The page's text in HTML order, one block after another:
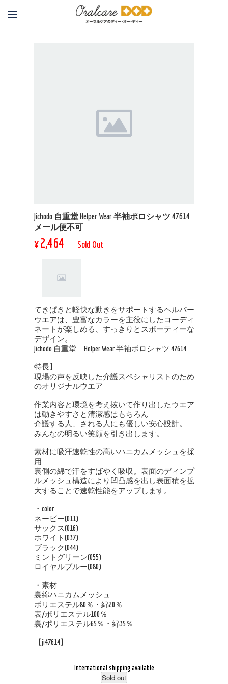
Jichodo 自重堂 Helper Wear 半袖ポロシャツ 47614
メール便不可
¥2,464 Sold Out
てきぱきと軽快な動きをサポートするヘルパー
ウエアは、豊富なカラーを主役にしたコーディ
ネートが楽しめる、すっきりとスポーティーな
デザイン。
Jichodo 自重堂 Helper Wear 半袖ポロシャツ 47614
特長】
現場の声を反映した介護スペシャリストのため
のオリジナルウエア
作業内容と環境を考え抜いて作り出したウエア
は動きやすさと清潔感はもちろん
介護する人、される人にも優しい安心設計。
みんなの明るい笑顔を引き出します。
素材に吸汗速乾性の高いハニカムメッシュを採
用
裏側の綿で汗をすばやく吸収。表面のディンプ
ルメッシュ構造により凹凸感を出し表面積を拡
大することで速乾性能をアップします。
・color
ネービー(011)
サックス(016)
ホワイト(037)
ブラック(044)
ミントグリーン(055)
ロイヤルブルー(080)
・素材
裏綿ハニカムメッシュ
ポリエステル80％・綿20％
表/ポリエステル100％
裏/ポリエステル65％・綿35％
【ji47614】
International shipping available
Sold out